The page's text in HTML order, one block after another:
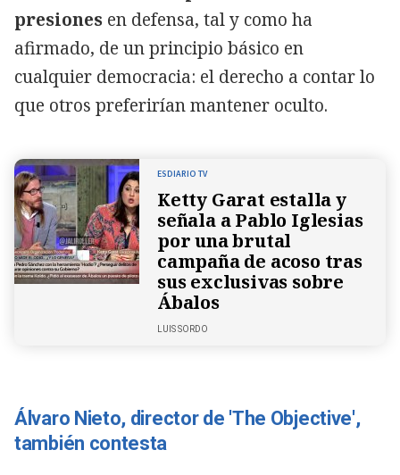
presiones en defensa, tal y como ha
afirmado, de un principio básico en
cualquier democracia: el derecho a contar lo
que otros preferirían mantener oculto.
ESDIARIO TV
Ketty Garat estalla y
señala a Pablo Iglesias
por una brutal
campaña de acoso tras
sus exclusivas sobre
Ábalos
LUIS SORDO
Álvaro Nieto, director de 'The Objective',
también contesta